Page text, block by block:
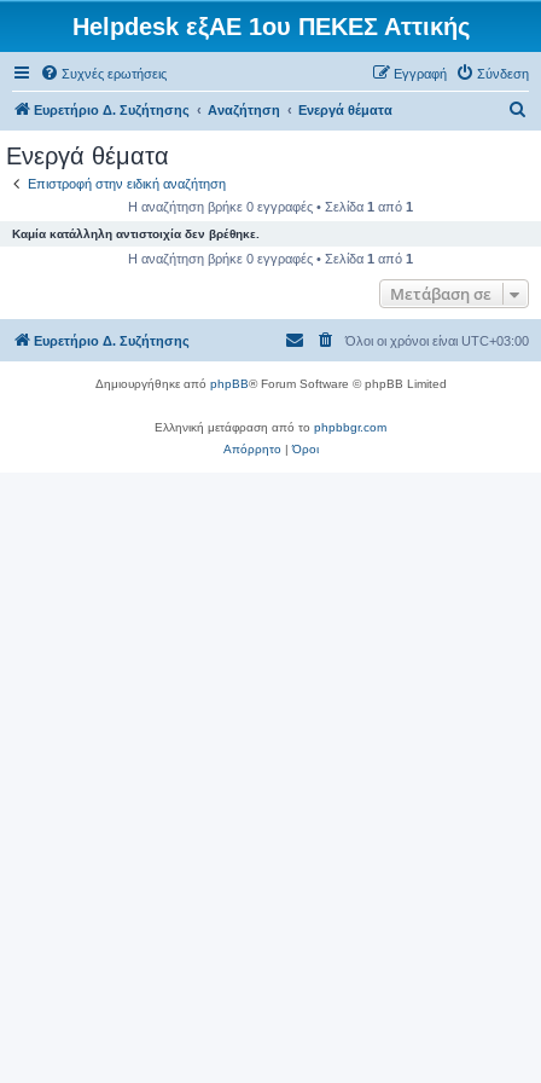
Helpdesk εξΑΕ 1ου ΠΕΚΕΣ Αττικής
Συχνές ερωτήσεις Σύνδεση
Εγγραφή
Ευρετήριο Δ. Συζήτησης Αναζήτηση Ενεργά θέματα
η
η
Ενεργά θέματα
Επιστροφή στην ειδική αναζήτηση
Η αναζήτηση βρήκε 0 εγγραφές • Σελίδα 1 από 1
Καμία κατάλληλη αντιστοιχία δεν βρέθηκε.
Η αναζήτηση βρήκε 0 εγγραφές • Σελίδα 1 από 1
Μετάβαση σε
Ευρετήριο Δ. Συζήτησης Όλοι οι χρόνοι είναι UTC+03:00
Δημιουργήθηκε από phpBB® Forum Software © phpBB Limited
Ελληνική μετάφραση από το phpbbgr.com
Απόρρητο|Όροι